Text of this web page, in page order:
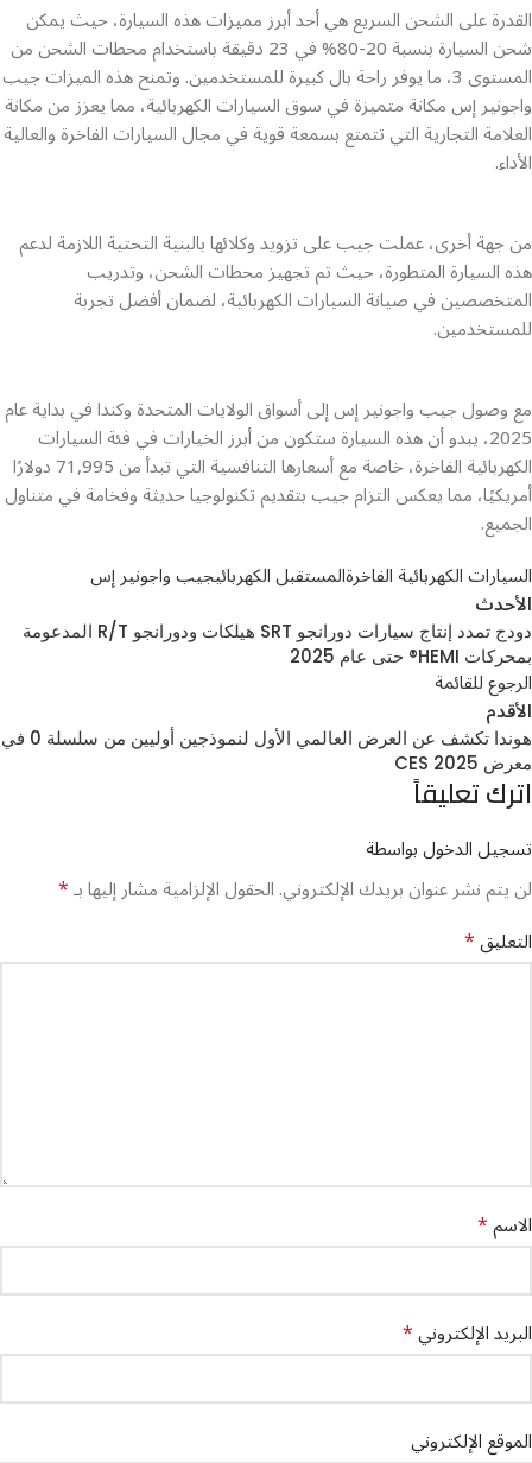
القدرة على الشحن السريع هي أحد أبرز مميزات هذه السيارة، حيث يمكن
شحن السيارة بنسبة 20-80% في 23 دقيقة باستخدام محطات الشحن من
المستوى 3، ما يوفر راحة بال كبيرة للمستخدمين. وتمنح هذه الميزات جيب
واجونير إس مكانة متميزة في سوق السيارات الكهربائية، مما يعزز من مكانة
العلامة التجارية التي تتمتع بسمعة قوية في مجال السيارات الفاخرة والعالية
الأداء.
من جهة أخرى، عملت جيب على تزويد وكلائها بالبنية التحتية اللازمة لدعم
هذه السيارة المتطورة، حيث تم تجهيز محطات الشحن، وتدريب
المتخصصين في صيانة السيارات الكهربائية، لضمان أفضل تجربة
للمستخدمين.
مع وصول جيب واجونير إس إلى أسواق الولايات المتحدة وكندا في بداية عام
2025، يبدو أن هذه السيارة ستكون من أبرز الخيارات في فئة السيارات
الكهربائية الفاخرة، خاصة مع أسعارها التنافسية التي تبدأ من 71,995 دولارًا
أمريكيًا، مما يعكس التزام جيب بتقديم تكنولوجيا حديثة وفخامة في متناول
الجميع.
السيارات الكهربائية الفاخرةالمستقبل الكهربائيجيب واجونير إس
الأحدث
دودج تمدد إنتاج سيارات دورانجو SRT هيلكات ودورانجو R/T المدعومة
بمحركات HEMI® حتى عام 2025
الرجوع للقائمة
الأقدم
هوندا تكشف عن العرض العالمي الأول لنموذجين أوليين من سلسلة 0 في
معرض CES 2025
اترك تعليقاً
تسجيل الدخول بواسطة
لن يتم نشر عنوان بريدك الإلكتروني.الحقول الإلزامية مشار إليها بـ*
التعليق*
الاسم*
البريد الإلكتروني*
الموقع الإلكتروني